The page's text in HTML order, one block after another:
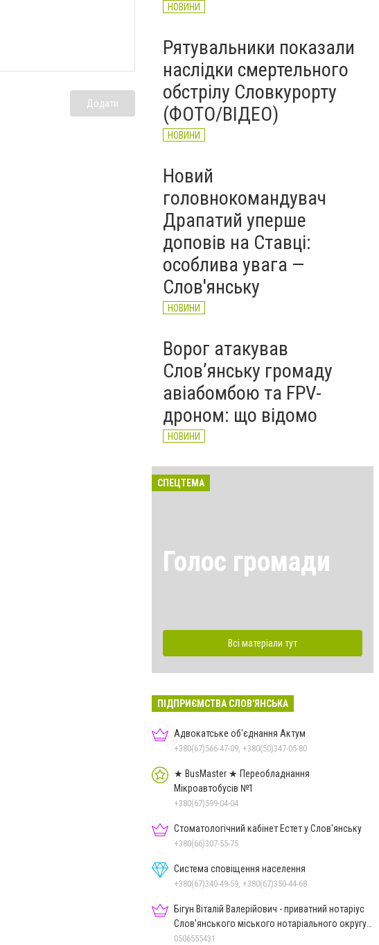
Додати
НОВИНИ
Рятувальники показали
наслідки смертельного
обстрілу Словкурорту
(ФОТО/ВІДЕО)
НОВИНИ
Новий
головнокомандувач
Драпатий уперше
доповів на Ставці:
особлива увага —
Слов'янську
НОВИНИ
Ворог атакував
Слов’янську громаду
авіабомбою та FPV-
дроном: що відомо
НОВИНИ
СПЕЦТЕМА
Голос громади
Всі матеріали тут
ПІДПРИЄМСТВА СЛОВ'ЯНСЬКА
Адвокатське об'єднання Актум
+380(67)566-47-09, +380(50)347-05-80
★ BusMaster ★ Переобладнання
Мікроавтобусів №1
+380(67)599-04-04
Стоматологічний кабінет Естет у Слов'янську
+380(66)307-55-75
Система сповіщення населення
+380(67)340-49-59, +380(67)350-44-68
Бігун Віталій Валерійович - приватний нотаріус
Слов'янського міського нотаріального округу
Дон.обл.
0506555431